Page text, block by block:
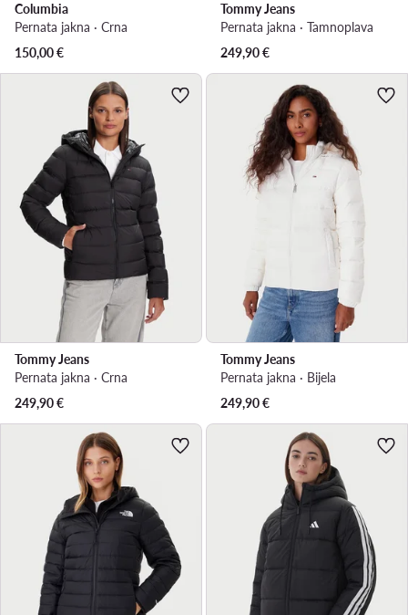
Columbia
Pernata jakna · Crna
150,00€
Tommy Jeans
Pernata jakna · Tamnoplava
249,90€
Tommy Jeans
Pernata jakna · Crna
249,90€
Tommy Jeans
Pernata jakna · Bijela
249,90€